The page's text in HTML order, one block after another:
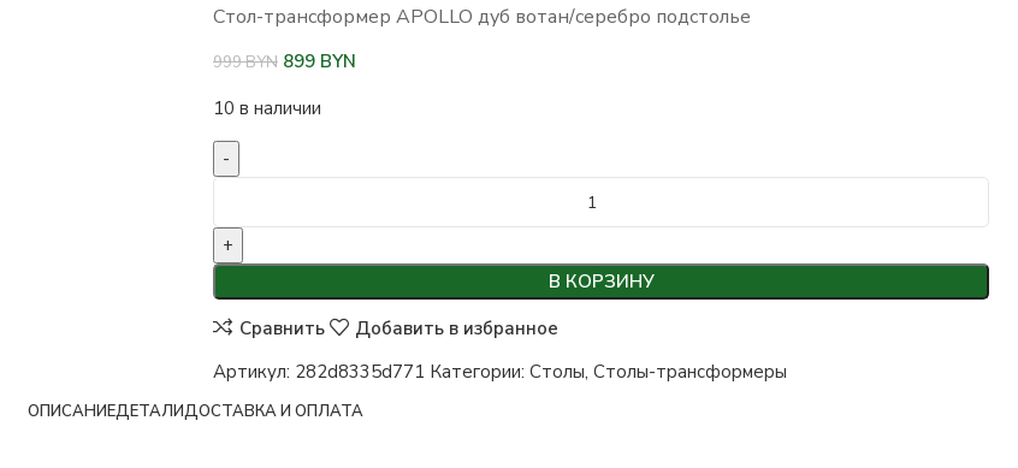
Стол-трансформер APOLLO дуб вотан/серебро подстолье
999BYN 899 BYN
10 в наличии
В КОРЗИНУ
Сравнить
Добавить в избранное
Артикул: 282d8335d771 Категории: Столы, Столы-трансформеры
ОПИСАНИЕДЕТАЛИДОСТАВКА И ОПЛАТА